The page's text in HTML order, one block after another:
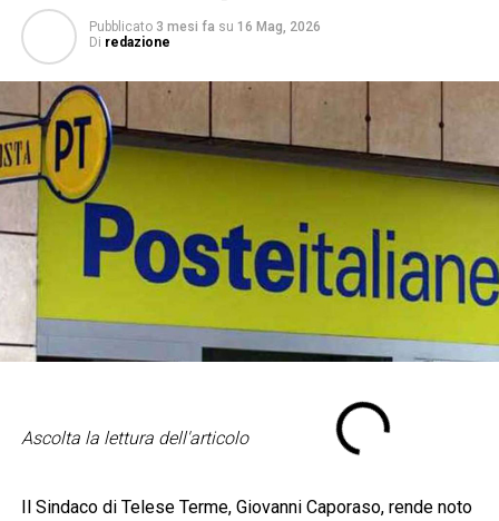
Pubblicato 3 mesi fa su 16 Mag, 2026
Di redazione
Ascolta la lettura dell'articolo
Il Sindaco di Telese Terme, Giovanni Caporaso, rende noto